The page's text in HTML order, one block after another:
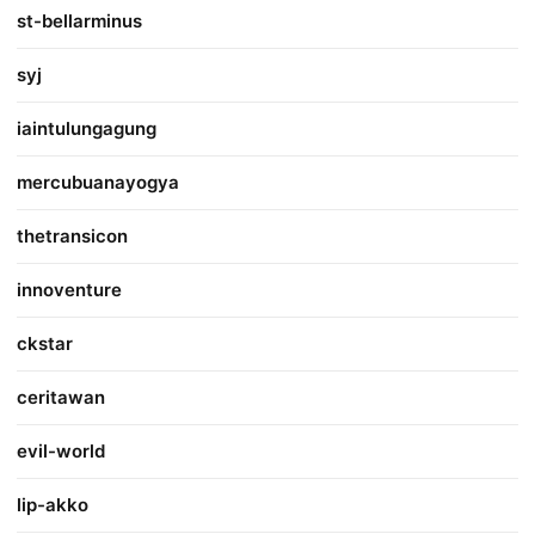
st-bellarminus
syj
iaintulungagung
mercubuanayogya
thetransicon
innoventure
ckstar
ceritawan
evil-world
lip-akko